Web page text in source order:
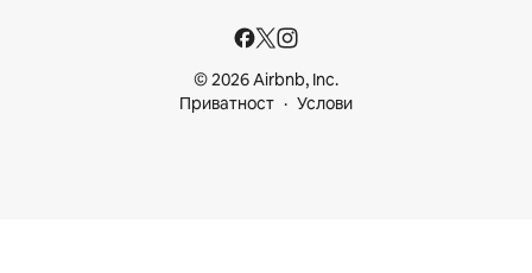
© 2026 Airbnb, Inc.
Приватност
Услови